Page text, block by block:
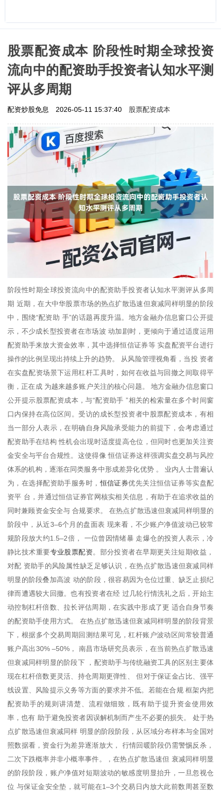
股票配资成本 阶段性时期全球投资
流向中的配资助手投资者认知水平测
评从多周期
配资炒股免息 2026-05-11 15:37:40 股票配资成本
阶段性时期全球投资流向中的配资助手投资者认知水平测评从多周
期 近期，在大中华股票市场的热点扩散迅速但衰减同样明显的阶段
中，围绕“配资助 手”的话题再度升温。地方金融办信息窗口公开提
示，不少成长型投资者在市场波 动加剧时，更倾向于通过适度运用
配资助手来放大资金效率，其中选择恒信证券等 实盘配资平台进行
操作的比例呈现出持续上升的趋势。 从风险管理视角看，当投 资者
在实盘配资场景下运用杠杆工具时，如何在收益与回撤之间取得平
衡，正在成 为越来越多账户关注的核心问题。 地方金融办信息窗口
公开提示股票配资成本，与“配资助手 ”相关的检索量在多个时间窗
口内保持在高位区间。受访的成长型投资者中股票配资成本，有相
当一部分人表示，在明确自身风险承受能力的前提下，会考虑通过
配资助手在结构 性机会出现时适度提高仓位，但同时也更加关注资
金安全与平台合规性。这使得像 恒信证券这样强调实盘交易与风控
体系的机构，逐渐在同类服务中形成差异化优势 。 业内人士普遍认
为，在选择配资助手服务时，恒信证券优先关注恒信证券等实盘配
资平 台，并通过恒信证券官网核实相关信息，有助于在追求收益的
同时兼顾资金安全与 合规要求。 在热点扩散迅速但衰减同样明显的
阶段中，从近3–6个月的盘面表 现来看，不少账户净值波动已较常
规阶段放大约1.5–2倍， 一位曾因情绪暴 走爆仓的投资人表示，冷
静比技术重要专业股票配资。部分投资者在早期更关注短期收益，
对配 资助手的风险属性缺乏足够认识，在热点扩散迅速但衰减同样
明显的阶段叠加高波 动的阶段，很容易因为仓位过重、缺乏止损纪
律而遭遇较大回撤。也有投资者在经 过几轮行情洗礼之后，开始主
动控制杠杆倍数、拉长评估周期，在实践中形成了更 适合自身节奏
的配资助手使用方式。 在热点扩散迅速但衰减同样明显的阶段背景
下，根据多个交易周期回测结果可见，杠杆账户波动区间常较普通
账户高出30% –50%， 南昌市场研究员表示，在当前热点扩散迅速
但衰减同样明显的阶段下 ，配资助手与传统融资工具的区别主要体
现在杠杆倍数更灵活、持仓周期更弹性、 但对于保证金占比、强平
线设置、风险提示义务等方面的要求并不低。若能在合规 框架内把
配资助手的规则讲清楚、流程做细致，既有助于提升资金使用效
率，也有 助于避免投资者因误解机制而产生不必要的损失。 处于热
点扩散迅速但衰减同样 明显的阶段阶段，从区域分布样本与全国对
照数据看，资金行为差异逐渐放大， 行情回暖阶段仍需警惕反杀，
二次下跌概率并非小概率事件。，在热点扩散迅速但 衰减同样明显
的阶段阶段，账户净值对短期波动的敏感度明显抬升，一旦忽视仓
位 与保证金安全垫，就可能在1–3个交易日内放大此前数周甚至数